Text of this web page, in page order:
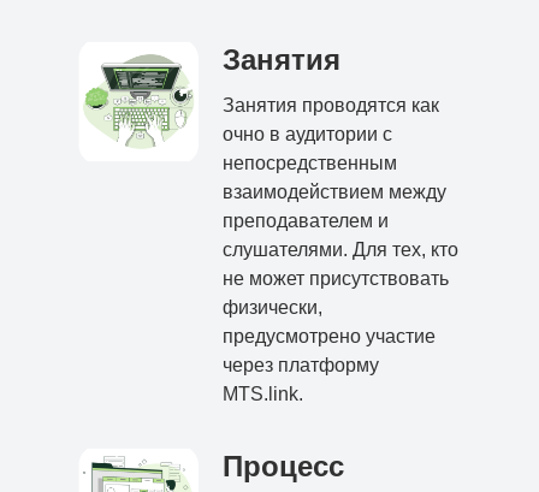
Занятия
Занятия проводятся как
очно в аудитории с
непосредственным
взаимодействием между
преподавателем и
слушателями. Для тех, кто
не может присутствовать
физически,
предусмотрено участие
через платформу
MTS.link.
Процесс